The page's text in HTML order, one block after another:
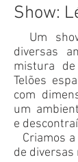
Show:
Um
diversas
mistura
Telões
com
um
e
Criamos a
de diversas